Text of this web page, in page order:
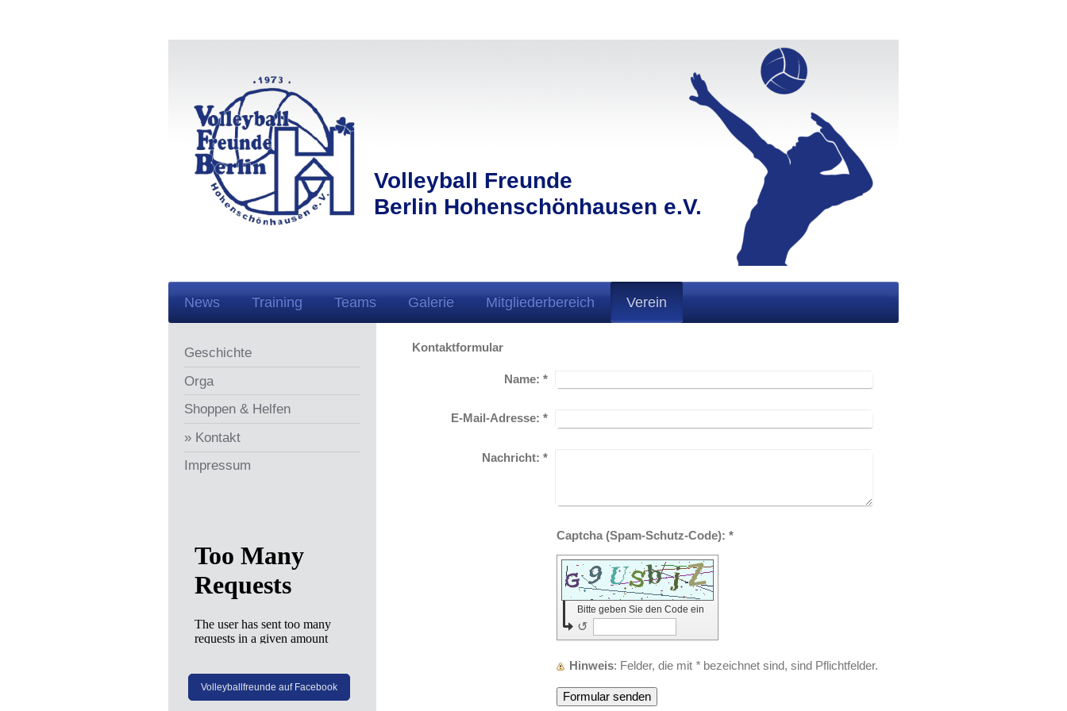
Volleyball Freunde
Berlin Hohenschönhausen e.V.
News Training Teams Galerie Mitgliederbereich Verein
Kontaktformular
Name: *
E-Mail-Adresse: *
Nachricht: *
Captcha (Spam-Schutz-Code): *
Bitte geben Sie den Code ein
↺
Hinweis : Felder, die mit * bezeichnet sind, sind Pflichtfelder.
Geschichte
Orga
Shoppen & Helfen
Kontakt
Impressum
Volleyballfreunde auf Facebook